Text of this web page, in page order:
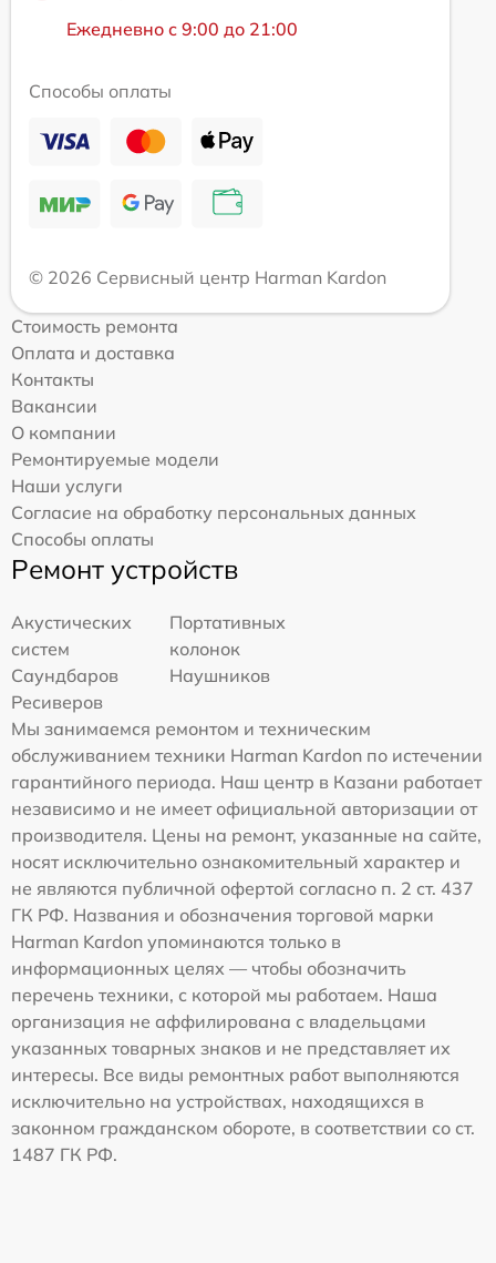
Ежедневно с 9:00 до 21:00
Способы оплаты
© 2026 Сервисный центр Harman Kardon
Стоимость ремонта
Оплата и доставка
Контакты
Вакансии
О компании
Ремонтируемые модели
Наши услуги
Согласие на обработку персональных данных
Способы оплаты
Ремонт устройств
Акустических
систем
Портативных
колонок
Саундбаров
Наушников
Ресиверов
Мы занимаемся ремонтом и техническим
обслуживанием техники Harman Kardon по истечении
гарантийного периода. Наш центр в Казани работает
независимо и не имеет официальной авторизации от
производителя. Цены на ремонт, указанные на сайте,
носят исключительно ознакомительный характер и
не являются публичной офертой согласно п. 2 ст. 437
ГК РФ. Названия и обозначения торговой марки
Harman Kardon упоминаются только в
информационных целях — чтобы обозначить
перечень техники, с которой мы работаем. Наша
организация не аффилирована с владельцами
указанных товарных знаков и не представляет их
интересы. Все виды ремонтных работ выполняются
исключительно на устройствах, находящихся в
законном гражданском обороте, в соответствии со ст.
1487 ГК РФ.